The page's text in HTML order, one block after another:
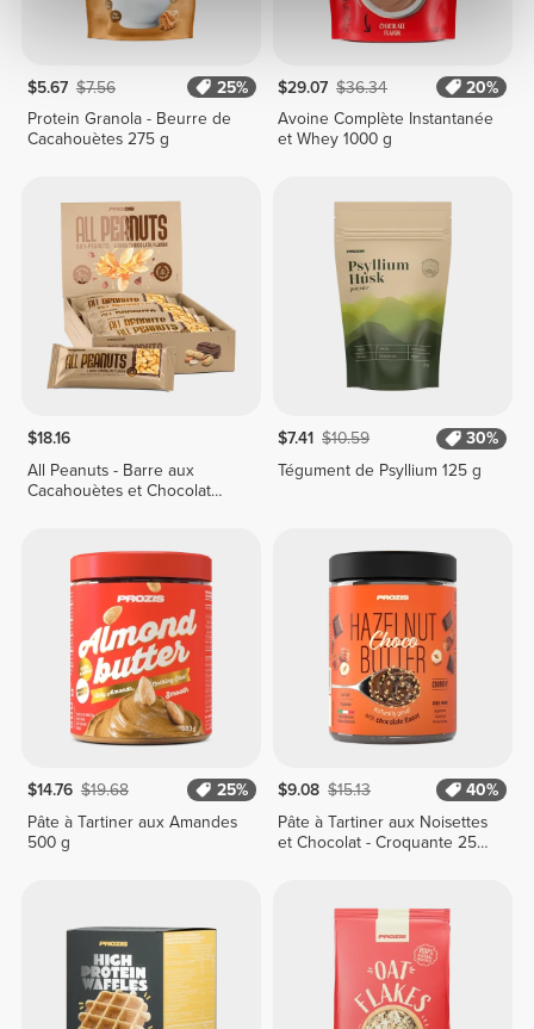
$5.67 $7.56
25%
Protein Granola - Beurre de
Cacahouètes 275 g
$29.07 $36.34
20%
Avoine Complète Instantanée
et Whey 1000 g
$18.16
All Peanuts - Barre aux
Cacahouètes et Chocolat
$7.41 $10.59
30%
Tégument de Psyllium 125 g
$14.76 $19.68
25%
Pâte à Tartiner aux Amandes
500 g
$9.08 $15.13
40%
Pâte à Tartiner aux Noisettes
et Chocolat - Croquante 250